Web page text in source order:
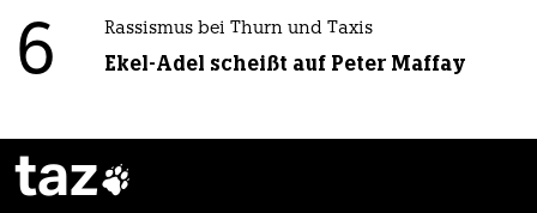
6 Rassismus bei Thurn und Taxis
Ekel-Adel scheißt auf Peter Maffay
taz